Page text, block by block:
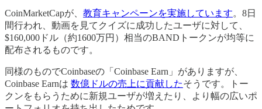
CoinMarketCapが、 教育キャンペーンを実施しています。8日
間行われ、動画を見てクイズに成功したユーザに対して、
$160,000ドル（約1600万円）相当のBANDトークンが均等に
配布されるものです。
同様のものでCoinbaseの「Coinbase Earn」がありますが、
Coinbase Earnは 数億ドルの売上に貢献したそうです。トー
クンをもらうために新規ユーザが増えたり、より幅の広いポ